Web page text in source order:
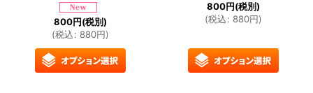
800円(税別)
(税込: 880円)
800円(税別)
(税込: 880円)